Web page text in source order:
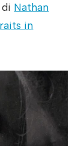
Nathan
in